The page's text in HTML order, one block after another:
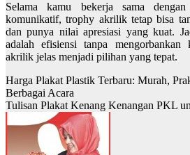
Selama kamu bekerja sama
komunikatif, trophy akrilik tetap bisa
dan punya nilai apresiasi yang kuat.
adalah efisiensi tanpa mengorbankan
akrilik jelas menjadi pilihan yang tepat.
Harga Plakat Plastik Terbaru: Murah,
Berbagai Acara
Tulisan Plakat Kenang Kenangan PKL